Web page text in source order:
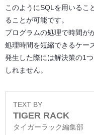
このようにSQLを用いるこ
ることが可能です。
プログラムの処理で時間が
処理時間を短縮できるケー
発生した際には解決策の1
しれません。
TEXT BY
TIGER RACK
タイガーラック編集部